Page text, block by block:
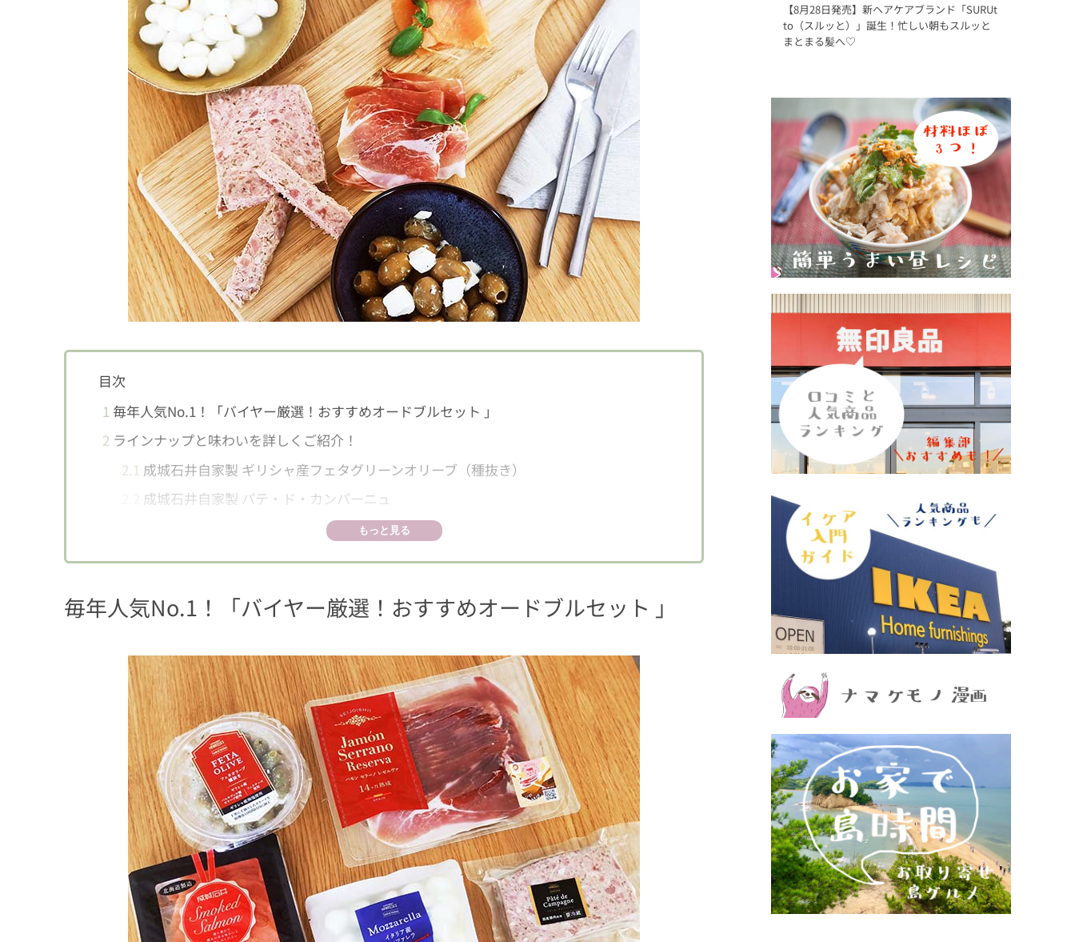
目次
1 毎年人気No.1！「バイヤー厳選！おすすめオードブルセット 」
2 ラインナップと味わいを詳しくご紹介！
2.1 成城石井自家製 ギリシャ産フェタグリーンオリーブ（種抜き）
成城石井自家製 パテ・ド・カンパーニュ
成城石井 イタリア産モッツァレラ(チェリータイプ)
2.4成城石井 ハモンセラーノレゼルヴァ14ヶ月熟成
3とってもお得で期間・数量限定！
もっと見る
毎年人気No.1！「バイヤー厳選！おすすめオードブルセット 」
【8月28日発売】新ヘアケアブランド「SURUt
to（スルッと）」誕生！忙しい朝もスルッと
まとまる髪へ♡